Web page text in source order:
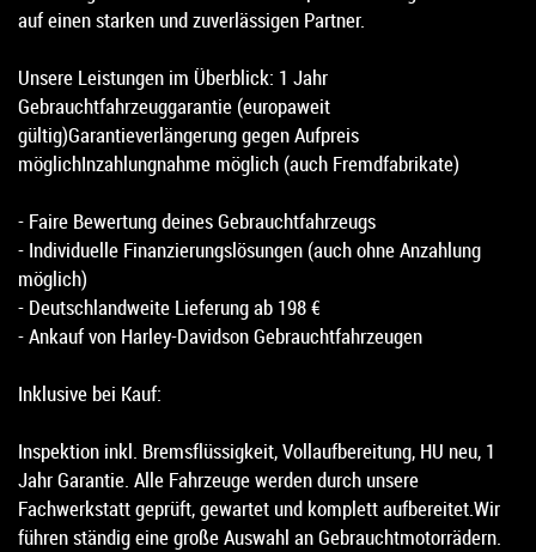
auf einen starken und zuverlässigen Partner.
Unsere Leistungen im Überblick: 1 Jahr
Gebrauchtfahrzeuggarantie (europaweit
gültig)Garantieverlängerung gegen Aufpreis
möglichInzahlungnahme möglich (auch Fremdfabrikate)
- Faire Bewertung deines Gebrauchtfahrzeugs
- Individuelle Finanzierungslösungen (auch ohne Anzahlung
möglich)
- Deutschlandweite Lieferung ab 198 €
- Ankauf von Harley-Davidson Gebrauchtfahrzeugen
Inklusive bei Kauf:
Inspektion inkl. Bremsflüssigkeit, Vollaufbereitung, HU neu, 1
Jahr Garantie. Alle Fahrzeuge werden durch unsere
Fachwerkstatt geprüft, gewartet und komplett aufbereitet.Wir
führen ständig eine große Auswahl an Gebrauchtmotorrädern.